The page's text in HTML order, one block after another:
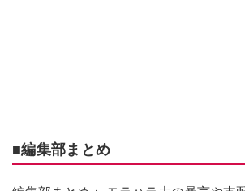
■編集部まとめ